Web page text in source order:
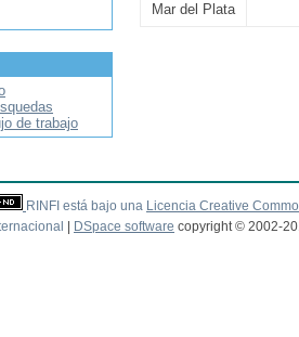
Mar del Plata
de trabajo
RINFI está bajo una Licencia Creative
DSpace software copyright © 2002-